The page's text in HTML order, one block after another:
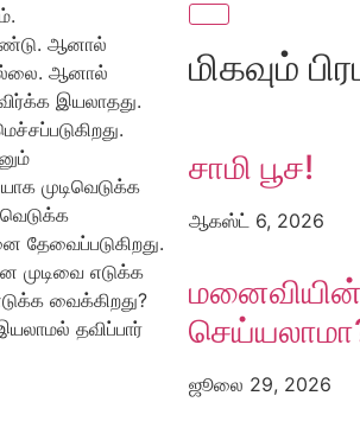
ஆனால்
ஆனால்
இயலாதது.
முடிவெடுக்க
முடிவை எடுக்க
வைக்கிறது?
தவிப்பார்
மிகவும்
சாமி பூச!
ஆகஸ்ட் 6, 2026
மனைவியின்
ஜூலை 29, 2026